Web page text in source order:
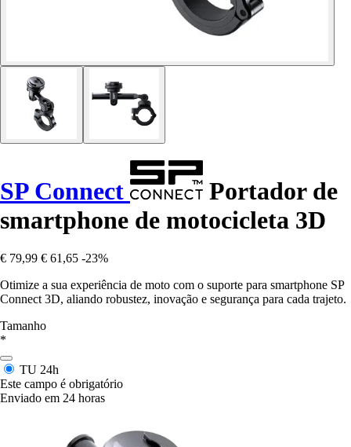
SP Connect
Portador de
smartphone de motocicleta 3D
€ 79,99 € 61,65 -23%
Otimize a sua experiência de moto com o suporte para smartphone SP
Connect 3D, aliando robustez, inovação e segurança para cada trajeto.
Tamanho
*
TU 24h
Este campo é obrigatório
Enviado em 24 horas